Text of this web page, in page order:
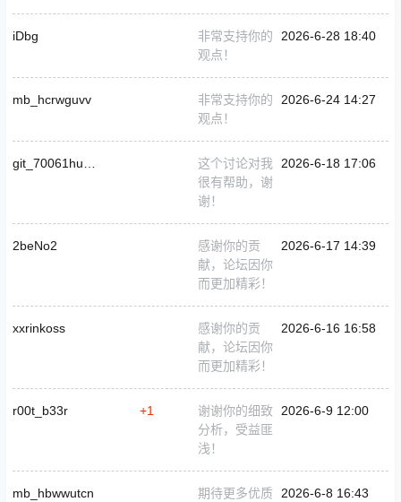
iDbg
非常支持你的
观点！
2026-6-28 18:40
mb_hcrwguvv
非常支持你的
观点！
2026-6-24 14:27
git_70061huang-8-8
这个讨论对我
很有帮助，谢
谢！
2026-6-18 17:06
2beNo2
感谢你的贡
献，论坛因你
而更加精彩！
2026-6-17 14:39
xxrinkoss
感谢你的贡
献，论坛因你
而更加精彩！
2026-6-16 16:58
r00t_b33r +1
谢谢你的细致
分析，受益匪
浅！
2026-6-9 12:00
mb_hbwwutcn
期待更多优质 2026-6-8 16:43